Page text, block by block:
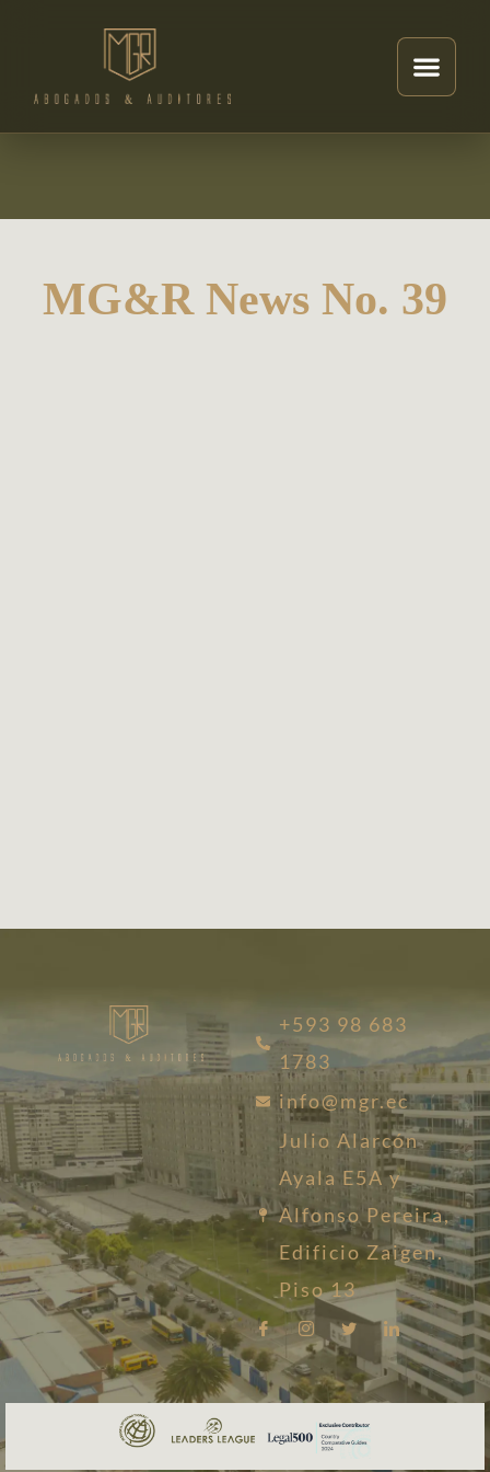
MG&R News No. 39
+593 98 683
1783
info@mgr.ec
Julio Alarcón
Ayala E5A y
Alfonso Pereira,
Edificio Zaigen.
Piso 13